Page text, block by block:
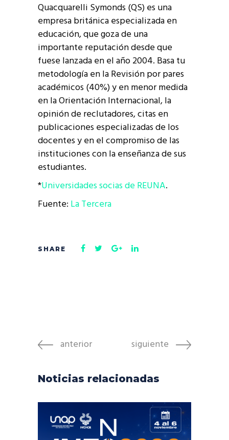
Quacquarelli Symonds (QS) es una
empresa británica especializada en
educación, que goza de una
importante reputación desde que
fuese lanzada en el año 2004. Basa tu
metodología en la Revisión por pares
académicos (40%) y en menor medida
en la Orientación Internacional, la
opinión de reclutadores, citas en
publicaciones especializadas de los
docentes y en el compromiso de las
instituciones con la enseñanza de sus
estudiantes.
*Universidades socias de REUNA.
Fuente: La Tercera
anterior siguiente
Noticias relacionadas